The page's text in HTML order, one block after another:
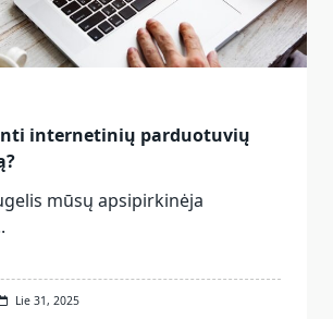
internetinių parduotuvių
mūsų apsipirkinėja
Lie 31, 2025